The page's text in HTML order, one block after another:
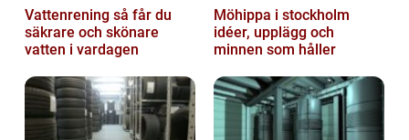
Vattenrening så får du
säkrare och skönare
vatten i vardagen
Möhippa i stockholm
idéer, upplägg och
minnen som håller